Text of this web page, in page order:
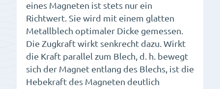
eines Magneten ist stets nur ein
Richtwert. Sie wird mit einem glatten
Metallblech optimaler Dicke gemessen.
Die Zugkraft wirkt senkrecht dazu. Wirkt
die Kraft parallel zum Blech, d. h. bewegt
sich der Magnet entlang des Blechs, ist die
Hebekraft des Magneten deutlich